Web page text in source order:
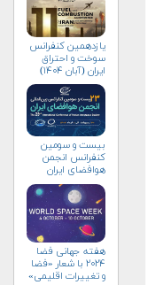
یازدهمین کنفرانس
سوخت و احتراق
ایران (آبان‌ ۱۴۰۴)
بیست و سومین
کنفرانس انجمن
هوافضای ايران
هفته جهانی فضا
۲۰۲۴ با شعار «فضا
و تغییرات اقلیمی»